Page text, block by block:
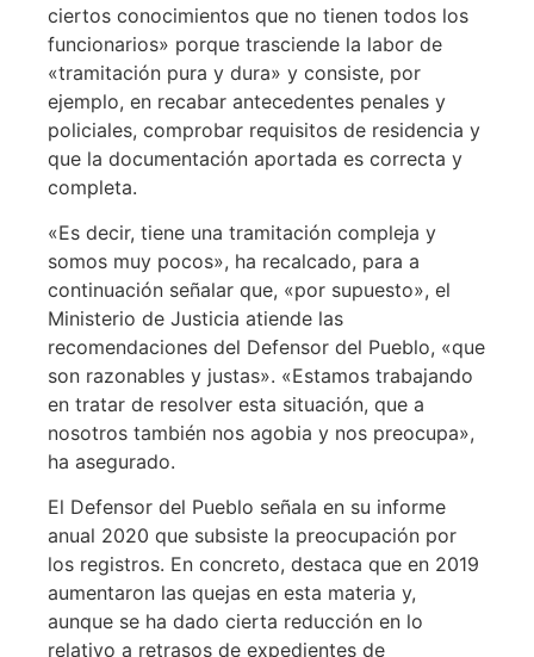
ciertos conocimientos que no tienen todos los
funcionarios» porque trasciende la labor de
«tramitación pura y dura» y consiste, por
ejemplo, en recabar antecedentes penales y
policiales, comprobar requisitos de residencia y
que la documentación aportada es correcta y
completa.
«Es decir, tiene una tramitación compleja y
somos muy pocos», ha recalcado, para a
continuación señalar que, «por supuesto», el
Ministerio de Justicia atiende las
recomendaciones del Defensor del Pueblo, «que
son razonables y justas». «Estamos trabajando
en tratar de resolver esta situación, que a
nosotros también nos agobia y nos preocupa»,
ha asegurado.
El Defensor del Pueblo señala en su informe
anual 2020 que subsiste la preocupación por
los registros. En concreto, destaca que en 2019
aumentaron las quejas en esta materia y,
aunque se ha dado cierta reducción en lo
relativo a retrasos de expedientes de